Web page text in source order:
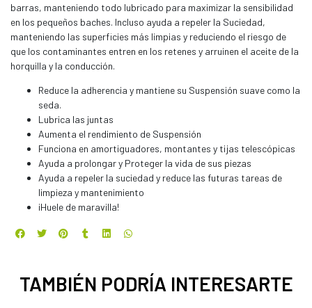
barras, manteniendo todo lubricado para maximizar la sensibilidad
en los pequeños baches. Incluso ayuda a repeler la Suciedad,
manteniendo las superficies más limpias y reduciendo el riesgo de
que los contaminantes entren en los retenes y arruinen el aceite de la
horquilla y la conducción.
Reduce la adherencia y mantiene su Suspensión suave como la
seda.
Lubrica las juntas
Aumenta el rendimiento de Suspensión
Funciona en amortiguadores, montantes y tijas telescópicas
Ayuda a prolongar y Proteger la vida de sus piezas
Ayuda a repeler la suciedad y reduce las futuras tareas de
limpieza y mantenimiento
¡Huele de maravilla!
TAMBIÉN PODRÍA INTERESARTE